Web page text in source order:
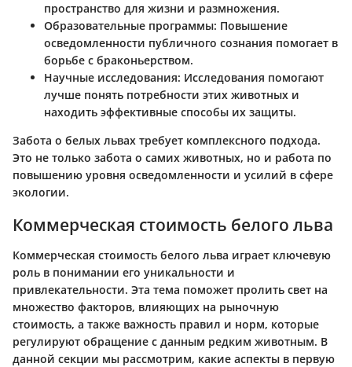
пространство для жизни и размножения.
Образовательные программы: Повышение
осведомленности публичного сознания помогает в
борьбе с браконьерством.
Научные исследования: Исследования помогают
лучше понять потребности этих животных и
находить эффективные способы их защиты.
Забота о белых львах требует комплексного подхода.
Это не только забота о самих животных, но и работа по
повышению уровня осведомленности и усилий в сфере
экологии.
Коммерческая стоимость белого льва
Коммерческая стоимость белого льва играет ключевую
роль в понимании его уникальности и
привлекательности. Эта тема поможет пролить свет на
множество факторов, влияющих на рыночную
стоимость, а также важность правил и норм, которые
регулируют обращение с данным редким животным. В
данной секции мы рассмотрим, какие аспекты в первую